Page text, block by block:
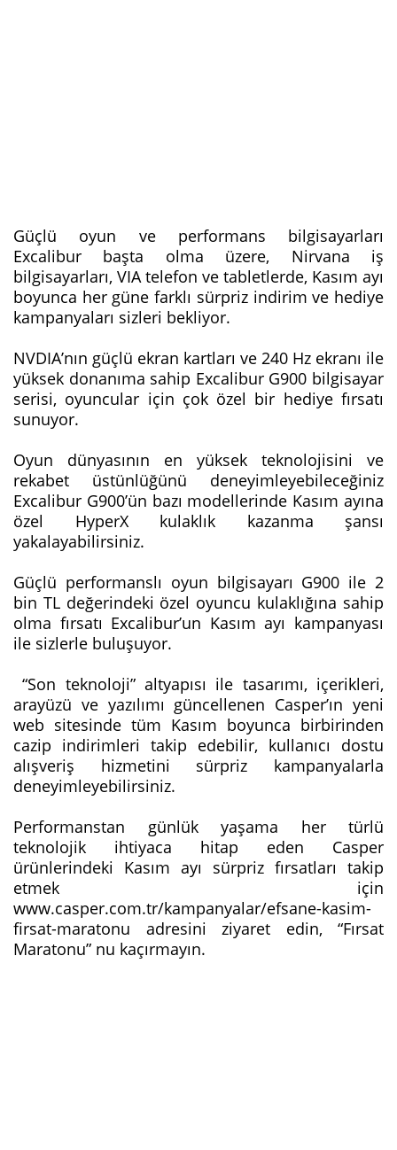
Güçlü oyun ve performans bilgisayarları
Excalibur başta olma üzere, Nirvana iş
bilgisayarları, VIA telefon ve tabletlerde, Kasım ayı
boyunca her güne farklı sürpriz indirim ve hediye
kampanyaları sizleri bekliyor.
NVDIA’nın güçlü ekran kartları ve 240 Hz ekranı ile
yüksek donanıma sahip Excalibur G900 bilgisayar
serisi, oyuncular için çok özel bir hediye fırsatı
sunuyor.
Oyun dünyasının en yüksek teknolojisini ve
rekabet üstünlüğünü deneyimleyebileceğiniz
Excalibur G900’ün bazı modellerinde Kasım ayına
özel HyperX kulaklık kazanma şansı
yakalayabilirsiniz.
Güçlü performanslı oyun bilgisayarı G900 ile 2
bin TL değerindeki özel oyuncu kulaklığına sahip
olma fırsatı Excalibur’un Kasım ayı kampanyası
ile sizlerle buluşuyor.
“Son teknoloji” altyapısı ile tasarımı, içerikleri,
arayüzü ve yazılımı güncellenen Casper’ın yeni
web sitesinde tüm Kasım boyunca birbirinden
cazip indirimleri takip edebilir, kullanıcı dostu
alışveriş hizmetini sürpriz kampanyalarla
deneyimleyebilirsiniz.
Performanstan günlük yaşama her türlü
teknolojik ihtiyaca hitap eden Casper
ürünlerindeki Kasım ayı sürpriz fırsatları takip
etmek için
www.casper.com.tr/kampanyalar/efsane-kasim-
firsat-maratonu adresini ziyaret edin, “Fırsat
Maratonu” nu kaçırmayın.